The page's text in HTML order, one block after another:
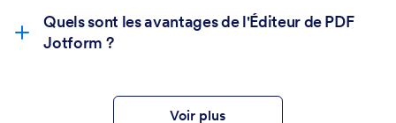
Quels sont les avantages de l'Éditeur de PDF
Jotform ?
Voir plus